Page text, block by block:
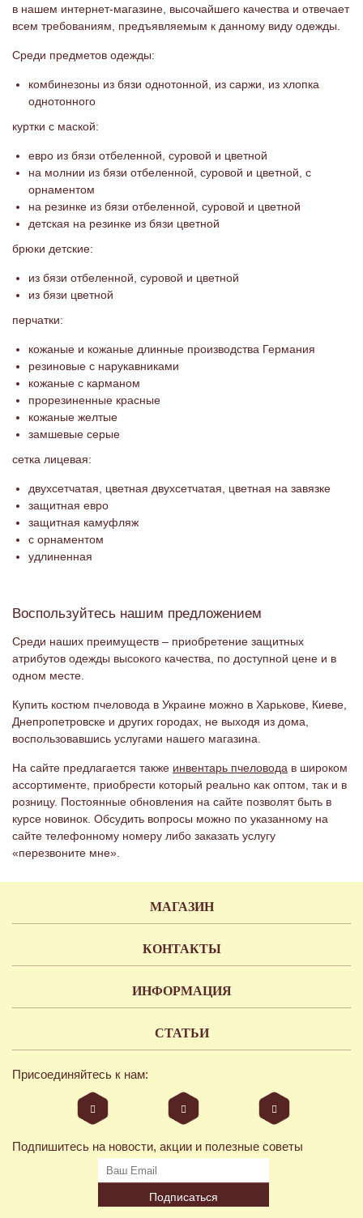
в нашем интернет-магазине, высочайшего качества и отвечает
всем требованиям, предъявляемым к данному виду одежды.
Среди предметов одежды:
комбинезоны из бязи однотонной, из саржи, из хлопка
однотонного
куртки с маской:
евро из бязи отбеленной, суровой и цветной
на молнии из бязи отбеленной, суровой и цветной, с
орнаментом
на резинке из бязи отбеленной, суровой и цветной
детская на резинке из бязи цветной
брюки детские:
из бязи отбеленной, суровой и цветной
из бязи цветной
перчатки:
кожаные и кожаные длинные производства Германия
резиновые с нарукавниками
кожаные с карманом
прорезиненные красные
кожаные желтые
замшевые серые
сетка лицевая:
двухсетчатая, цветная двухсетчатая, цветная на завязке
защитная евро
защитная камуфляж
с орнаментом
удлиненная
Воспользуйтесь нашим предложением
Среди наших преимуществ – приобретение защитных
атрибутов одежды высокого качества, по доступной цене и в
одном месте.
Купить костюм пчеловода в Украине можно в Харькове, Киеве,
Днепропетровске и других городах, не выходя из дома,
воспользовавшись услугами нашего магазина.
На сайте предлагается также инвентарь пчеловода в широком
ассортименте, приобрести который реально как оптом, так и в
розницу. Постоянные обновления на сайте позволят быть в
курсе новинок. Обсудить вопросы можно по указанному на
сайте телефонному номеру либо заказать услугу
«перезвоните мне».
МАГАЗИН
КОНТАКТЫ
ИНФОРМАЦИЯ
СТАТЬИ
Присоединяйтесь к нам:
Подпишитесь на новости, акции и полезные советы
Подписаться